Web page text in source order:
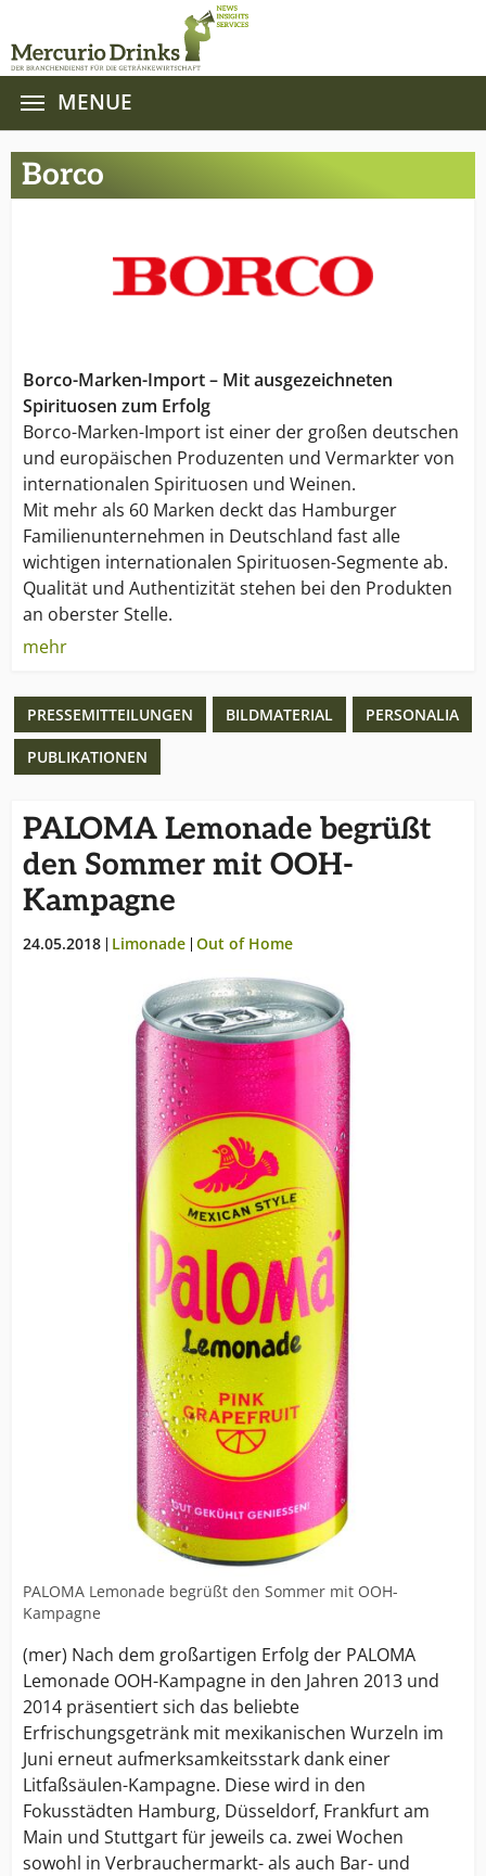
MENUE
Borco
Borco-Marken-Import – Mit ausgezeichneten
Spirituosen zum Erfolg
Borco-Marken-Import ist einer der großen deutschen
und europäischen Produzenten und Vermarkter von
internationalen Spirituosen und Weinen.
Mit mehr als 60 Marken deckt das Hamburger
Familienunternehmen in Deutschland fast alle
wichtigen internationalen Spirituosen-Segmente ab.
Qualität und Authentizität stehen bei den Produkten
an oberster Stelle.
Borco-Marken mit insgesamt 12 Medaillen bei der
„International Wine & Spirits Competition 2007“. Das
Erfolgsrezept: Überzeugende, starke Marken und die
richtige Strategie.
1948 wurde BORCO Borm & Co. in Hamburg
gegründet. Eine Erweiterung erfolgte 1972 durch die
Neugründung von BORCO-Marken-Import. Von
Anfang an zu 100 % im Besitz der Familie Matthiesen,
internationalen und unabhängigen Anbieter der
mehr
PRESSEMITTEILUNGEN BILDMATERIAL PERSONALIA
PUBLIKATIONEN
PALOMA Lemonade begrüßt
den Sommer mit OOH-
Kampagne
24.05.2018 Limonade Out of Home
PALOMA Lemonade begrüßt den Sommer mit OOH-
Kampagne
(mer) Nach dem großartigen Erfolg der PALOMA
Lemonade OOH-Kampagne in den Jahren 2013 und
2014 präsentiert sich das beliebte
Erfrischungsgetränk mit mexikanischen Wurzeln im
Juni erneut aufmerksamkeitsstark dank einer
Litfaßsäulen-Kampagne. Diese wird in den
Fokusstädten Hamburg, Düsseldorf, Frankfurt am
Main und Stuttgart für jeweils ca. zwei Wochen
sowohl in Verbrauchermarkt- als auch Bar- und